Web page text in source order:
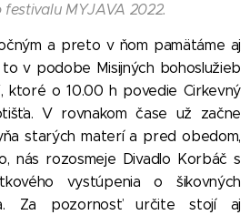
MYJAVA 2022.
a preto v ňom pamätáme aj
v podobe Misijných bohoslužieb
ktoré o 10.00 h povedie Cirkevný
V rovnakom čase už začne
starých materí a pred obedom,
nás rozosmeje Divadlo Korbáč s
vystúpenia o šikovných
Za pozornosť určite stojí aj